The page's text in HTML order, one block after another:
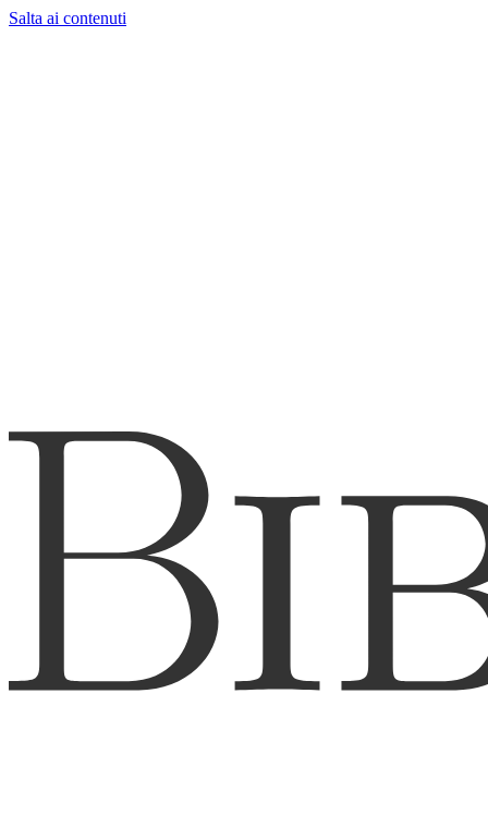
Salta ai contenuti